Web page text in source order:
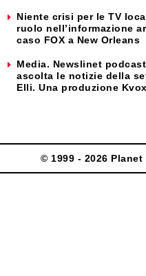
Niente crisi per le TV
ruolo nell’informazione
caso FOX a New Orleans
Media. Newslinet
ascolta le notizie della
Elli. Una produzione Kvox
© 1999 - 2026 Planet